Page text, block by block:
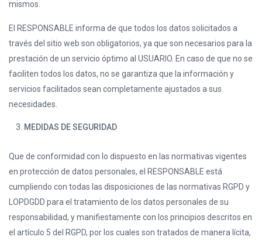
mismos.
El RESPONSABLE informa de que todos los datos solicitados a
través del sitio web son obligatorios, ya que son necesarios para la
prestación de un servicio óptimo al USUARIO. En caso de que no se
faciliten todos los datos, no se garantiza que la información y
servicios facilitados sean completamente ajustados a sus
necesidades.
MEDIDAS DE SEGURIDAD
Que de conformidad con lo dispuesto en las normativas vigentes
en protección de datos personales, el RESPONSABLE está
cumpliendo con todas las disposiciones de las normativas RGPD y
LOPDGDD para el tratamiento de los datos personales de su
responsabilidad, y manifiestamente con los principios descritos en
el artículo 5 del RGPD, por los cuales son tratados de manera lícita,